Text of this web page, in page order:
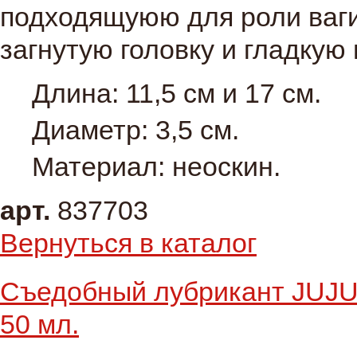
подходящуюю для роли
загнутую головку и
Длина: 11,5 см и 17 см.
Диаметр: 3,5 см.
Материал: неоскин.
арт. 837703
Вернуться в каталог
Съедобный лубрикант
50 мл.